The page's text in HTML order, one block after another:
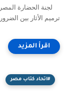
لجنة الحضارة
ترميم الأثار بين
#اتحاد كتاب مصر